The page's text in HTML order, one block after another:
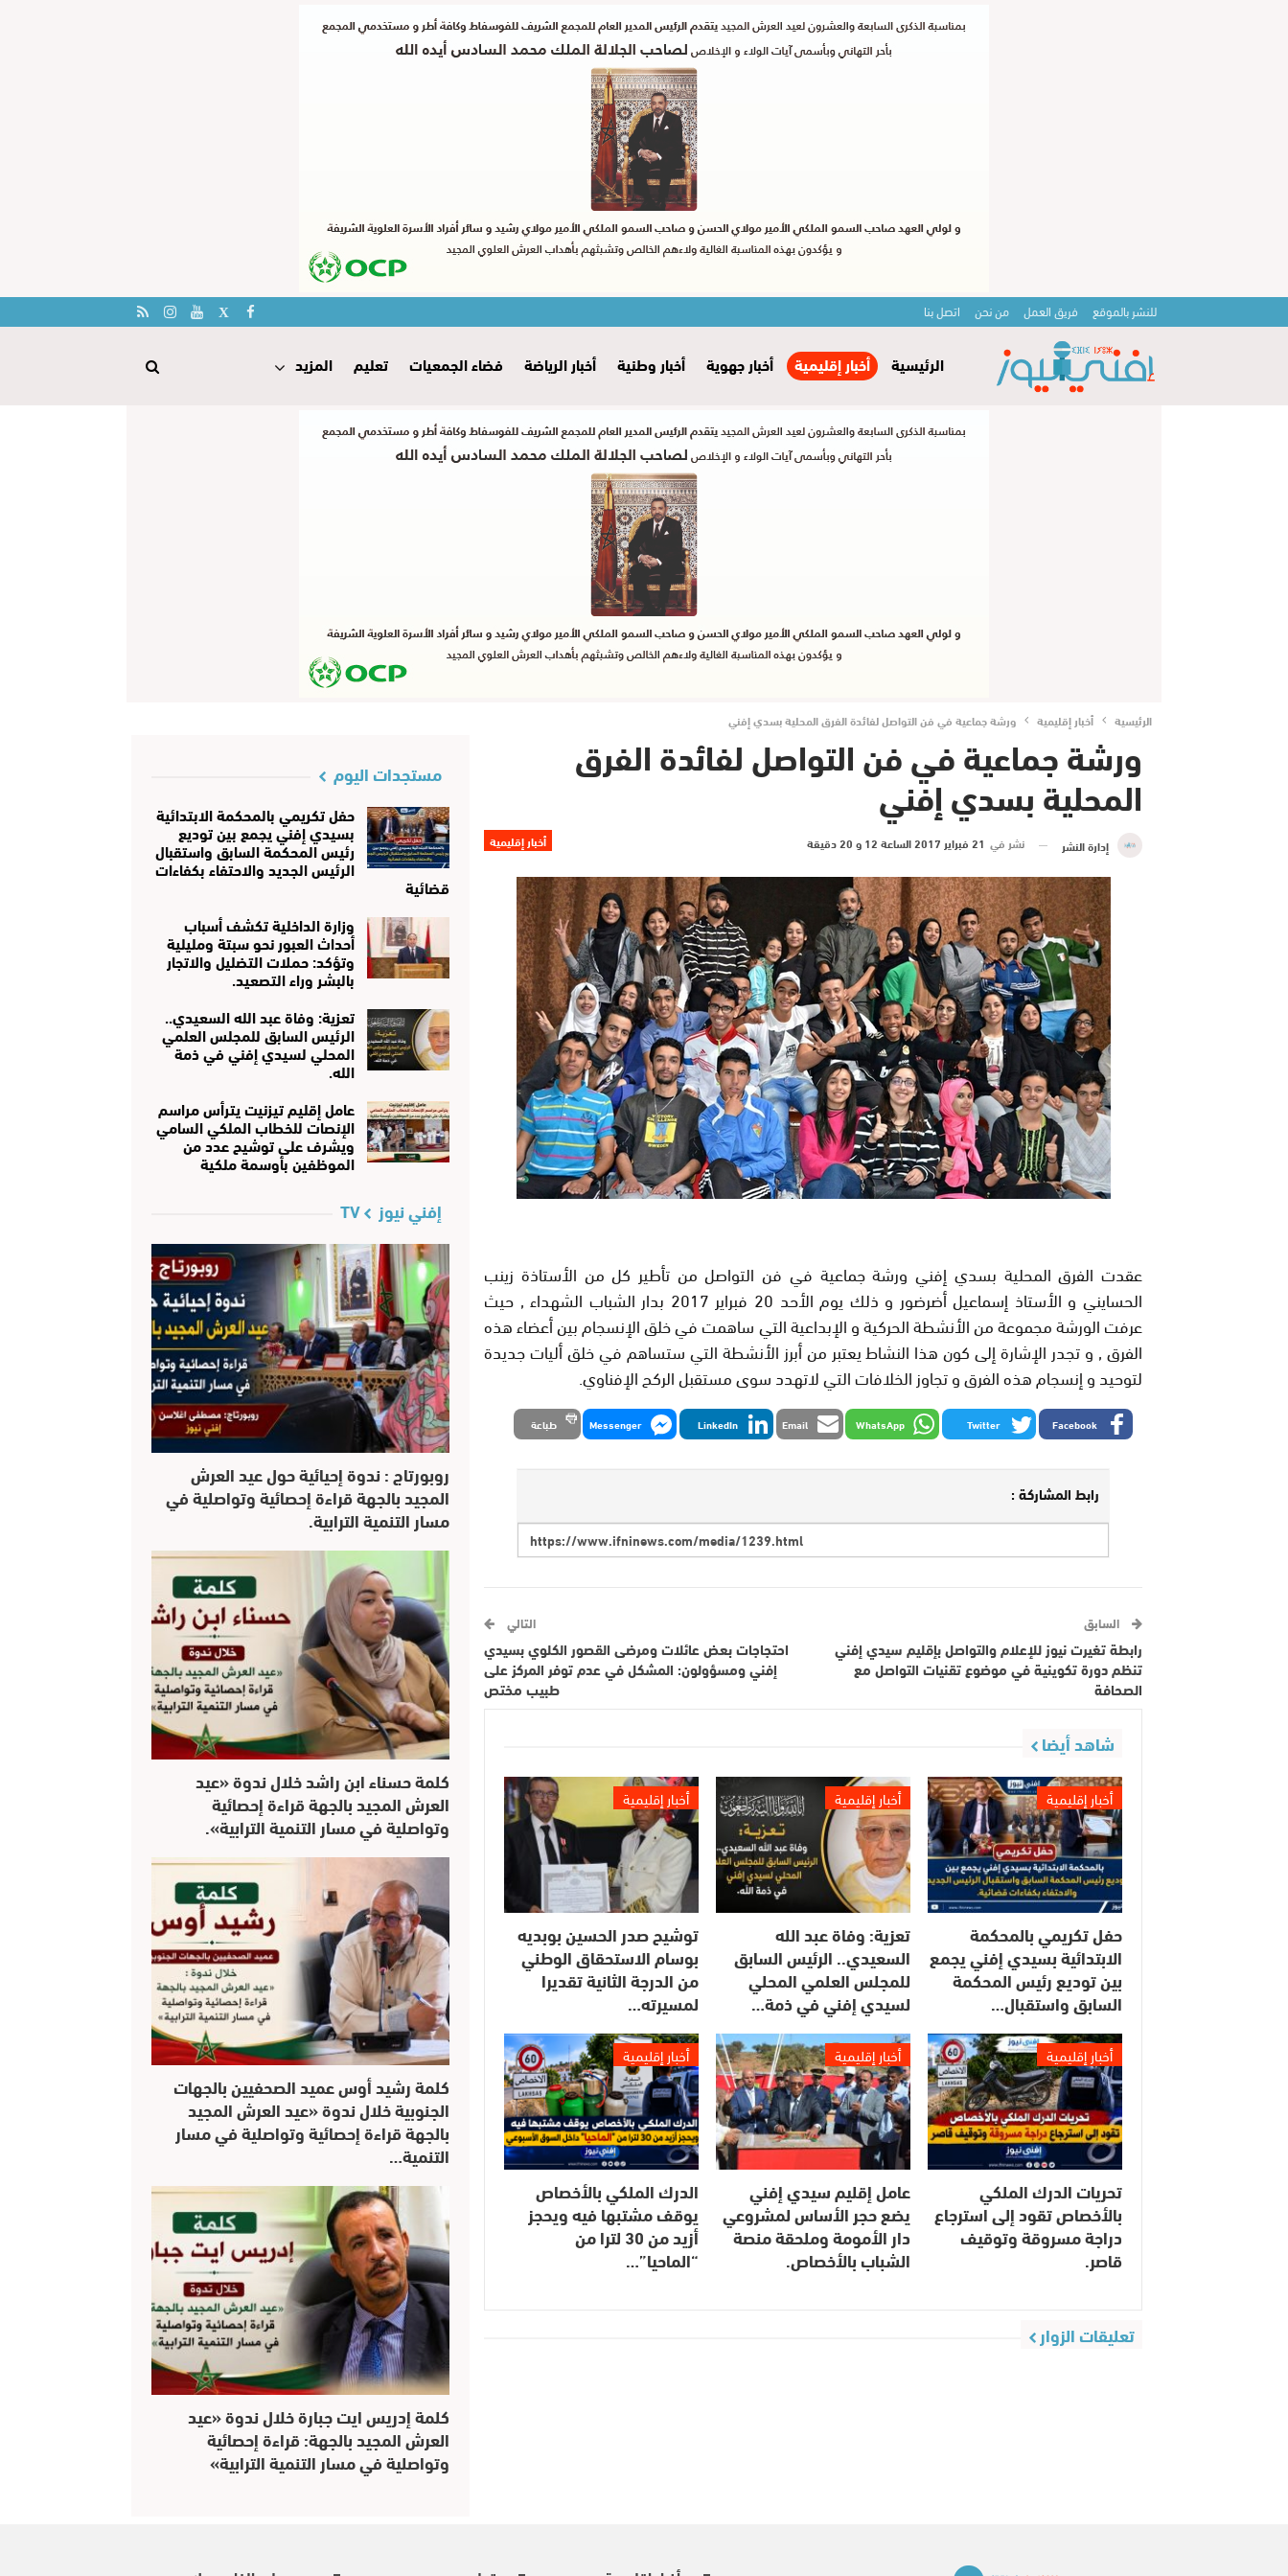
للنشر بالموقع فريق العمل من نحن اتصل بنا
الرئيسية أخبار إقليمية أخبار جهوية أخبار وطنية أخبار الرياضة فضاء الجمعيات تعليم المزيد
الرئيسية أخبار إقليمية ﻭﺭﺷﺔ ﺟﻤﺎﻋﻴﺔ ﻓﻲ ﻓﻦ ﺍﻟﺘﻮﺍﺻﻞ لفائدة ﺍﻟﻔﺮﻕ ﺍﻟﻤﺤﻠﻴﺔ ﺑﺴﺪﻱ ﺇﻓﻨﻲ
ﻭﺭﺷﺔ ﺟﻤﺎﻋﻴﺔ ﻓﻲ ﻓﻦ ﺍﻟﺘﻮﺍﺻﻞ لفائدة ﺍﻟﻔﺮﻕ
ﺍﻟﻤﺤﻠﻴﺔ ﺑﺴﺪﻱ ﺇﻓﻨﻲ
أخبار إقليمية إدارة النشر نشر في 21 فبراير 2017 الساعة 12 و 20 دقيقة
ﻋﻘﺪﺕ ﺍﻟﻔﺮﻕ ﺍﻟﻤﺤﻠﻴﺔ ﺑﺴﺪﻱ ﺇﻓﻨﻲ ﻭﺭﺷﺔ ﺟﻤﺎﻋﻴﺔ ﻓﻲ ﻓﻦ ﺍﻟﺘﻮﺍﺻﻞ ﻣﻦ ﺗﺄﻃﻴﺮ ﻛﻞ ﻣﻦ ﺍﻷﺳﺘﺎﺫﺓ ﺯﻳﻨﺐ
ﺍﻟﺤﺴﺎﻳﻨﻲ ﻭ ﺍﻷﺳﺘﺎﺫ ﺇﺳﻤﺎﻋﻴﻞ ﺃﺿﺮﺿﻮﺭ ﻭ ﺫﻟﻚ ﻳﻮﻡ ﺍﻷﺣﺪ 20 ﻓﺒﺮﺍﻳﺮ 2017 ﺑﺪﺍﺭ ﺍﻟﺸﺒﺎﺏ ﺍﻟﺸﻬﺪﺍﺀ , ﺣﻴﺚ
ﻋﺮﻓﺖ ﺍﻟﻮﺭﺷﺔ ﻣﺠﻤﻮﻋﺔ ﻣﻦ ﺍﻷﻧﺸﻄﺔ ﺍﻟﺤﺮﻛﻴﺔ ﻭ ﺍﻹﺑﺪﺍﻋﻴﺔ ﺍﻟﺘﻲ ﺳﺎﻫﻤﺖ ﻓﻲ ﺧﻠﻖ ﺍﻹﻧﺴﺠﺎﻡ ﺑﻴﻦ ﺃﻋﻀﺎﺀ ﻫﺬﻩ
ﺍﻟﻔﺮﻕ , ﻭ ﺗﺠﺪﺭ ﺍﻹﺷﺎﺭﺓ ﺇﻟﻰ ﻛﻮﻥ ﻫﺬﺍ ﺍﻟﻨﺸﺎﻁ ﻳﻌﺘﺒﺮ ﻣﻦ ﺃﺑﺮﺯ ﺍﻷﻧﺸﻄﺔ ﺍﻟﺘﻲ ﺳﺘﺴﺎﻫﻢ ﻓﻲ ﺧﻠﻖ ﺃﻟﻴﺎﺕ ﺟﺪﻳﺪﺓ
ﻟﺘﻮﺣﻴﺪ ﻭ ﺇﻧﺴﺠﺎﻡ ﻫﺬﻩ ﺍﻟﻔﺮﻕ ﻭ ﺗﺠﺎﻭﺯ ﺍﻟﺨﻼﻓﺎﺕ ﺍﻟﺘﻲ ﻻﺗﻬﺪﺩ ﺳﻮﻯ ﻣﺴﺘﻘﺒﻞ ﺍﻟﺮﻛﺢ ﺍﻹﻓﻨﺎﻭﻱ.
Facebook
Twitter
WhatsApp
Email
LinkedIn
Messenger طباعة
رابط المشاركة :
السابق
رابطة تغيرت نيوز للإعلام والتواصل بإقليم سيدي إفني
تنظم دورة تكوينية في موضوع تقنيات التواصل مع
الصحافة
التالي
احتجاجات بعض عائلات ومرضى القصور الكلوي بسيدي
إفني ومسؤولون: المشكل في عدم توفر المركز على
طبيب مختص
شاهد أيضا
أخبار إقليمية
حفل تكريمي بالمحكمة
الابتدائية بسيدي إفني يجمع
بين توديع رئيس المحكمة
السابق واستقبال…
أخبار إقليمية
تعزية: وفاة عبد الله
السعيدي.. الرئيس السابق
للمجلس العلمي المحلي
لسيدي إفني في ذمة…
أخبار إقليمية
توشيح صدر الحسين بوبديه
بوسام الاستحقاق الوطني
من الدرجة الثانية تقديرا
لمسيرته…
أخبار إقليمية
تحريات الدرك الملكي
بالأخصاص تقود إلى استرجاع
دراجة مسروقة وتوقيف
قاصر.
أخبار إقليمية
عامل إقليم سيدي إفني
يضع حجر الأساس لمشروعي
دار الأمومة وملحقة منصة
الشباب بالأخصاص.
أخبار إقليمية
الدرك الملكي بالأخصاص
يوقف مشتبها فيه ويحجز
أزيد من 30 لترا من
“الماحيا”…
تعليقات الزوار
مستجدات اليوم
حفل تكريمي بالمحكمة الابتدائية
بسيدي إفني يجمع بين توديع
رئيس المحكمة السابق واستقبال
الرئيس الجديد والاحتفاء بكفاءات
قضائية
وزارة الداخلية تكشف أسباب
أحداث العبور نحو سبتة ومليلية
وتؤكد: حملات التضليل والاتجار
بالبشر وراء التصعيد.
تعزية: وفاة عبد الله السعيدي..
الرئيس السابق للمجلس العلمي
المحلي لسيدي إفني في ذمة
الله.
عامل إقليم تيزنيت يترأس مراسم
الإنصات للخطاب الملكي السامي
ويشرف على توشيح عدد من
الموظفين بأوسمة ملكية
إفني نيوز TV
روبورتاج : ندوة إحيائية حول عيد العرش
المجيد بالجهة قراءة إحصائية وتواصلية في
مسار التنمية الترابية.
كلمة حسناء ابن راشد خلال ندوة «عيد
العرش المجيد بالجهة قراءة إحصائية
وتواصلية في مسار التنمية الترابية».
كلمة رشيد أوس عميد الصحفيين بالجهات
الجنوبية خلال ندوة «عيد العرش المجيد
بالجهة قراءة إحصائية وتواصلية في مسار
التنمية…
كلمة إدريس ايت جبارة خلال ندوة «عيد
العرش المجيد بالجهة: قراءة إحصائية
وتواصلية في مسار التنمية الترابية»